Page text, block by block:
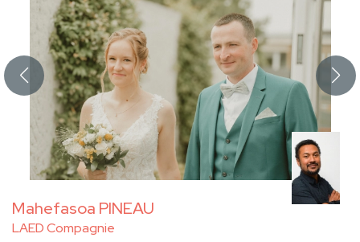
Mahefasoa PINEAU
LAED Compagnie